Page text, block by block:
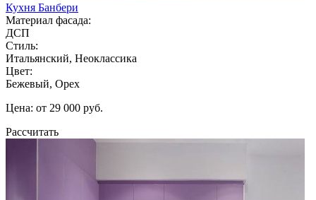
Кухня Банбери
Материал фасада:
ДСП
Стиль:
Итальянский, Неоклассика
Цвет:
Бежевый, Орех
Цена: от 29 000 руб.
Рассчитать